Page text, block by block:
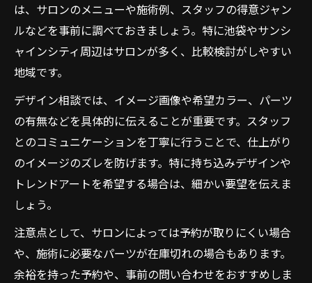
は、サロンのメニューや施術例、スタッフの得意ジャン
ルなどを事前に調べておきましょう。特に池袋やサンシ
ャインシティ周辺はサロンが多く、比較検討がしやすい
地域です。
デザイン相談では、イメージ画像や希望カラー、パーツ
の有無などを具体的に伝えることが重要です。スタッフ
とのコミュニケーションを丁寧に行うことで、仕上がり
のイメージのズレを防げます。特に持ち込みデザインや
トレンドアートを希望する場合は、細かい要望を伝えま
しょう。
注意点として、サロンによっては予約が取りにくい場合
や、施術に必要なパーツが在庫切れの場合もあります。
余裕を持った予約や、事前の問い合わせをおすすめしま